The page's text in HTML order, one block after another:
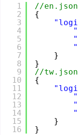
1
2
3
4
5
6
7
8
9
10
11
12
13
14
15
16
//en.json
{
}
}
//tw.json
{
}
}